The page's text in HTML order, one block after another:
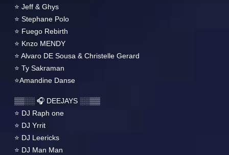
⭐️ Jeff & Ghys
⭐️ Stephane Polo
⭐️ Fuego Rebirth
⭐️ Knzo MENDY
⭐️ Alvaro DE Sousa & Christelle Gerard
⭐️ Ty Sakraman
⭐️Amandine Danse
▒▒░░ 🎧 DEEJAYS ░░▒▒
⭐️ DJ Raph one
⭐️ DJ Yrrit
⭐️ DJ Leericks
⭐️ DJ Man Man